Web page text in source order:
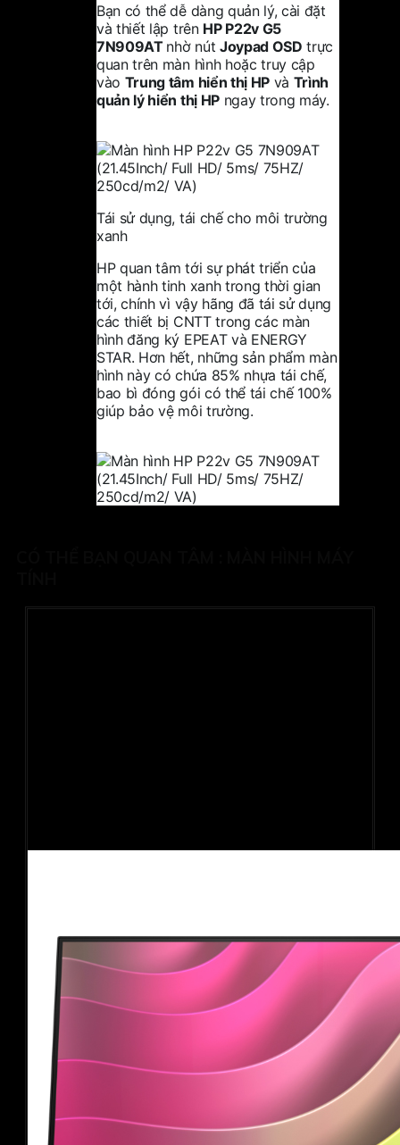
Bạn có thể dễ dàng quản lý, cài đặt
và thiết lập trên HP P22v G5
7N909AT nhờ nút Joypad OSD trực
quan trên màn hình hoặc truy cập
vào Trung tâm hiển thị HP và Trình
quản lý hiển thị HPngay trong máy.
Tái sử dụng, tái chế cho môi trường
xanh
HP quan tâm tới sự phát triển của
một hành tinh xanh trong thời gian
tới, chính vì vậy hãng đã tái sử dụng
các thiết bị CNTT trong các màn
hình đăng ký EPEAT và ENERGY
STAR. Hơn hết, những sản phẩm màn
hình này có chứa 85% nhựa tái chế,
bao bì đóng gói có thể tái chế 100%
giúp bảo vệ môi trường.